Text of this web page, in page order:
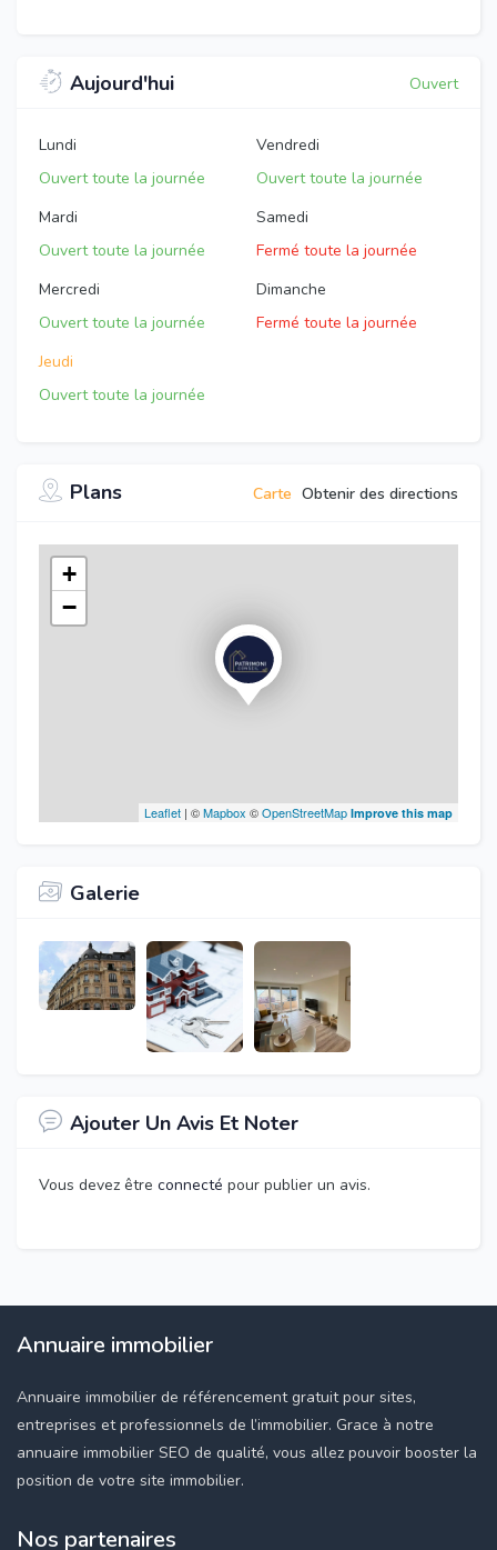
Aujourd'hui Ouvert
Lundi
Ouvert toute la journée
Mardi
Ouvert toute la journée
Mercredi
Ouvert toute la journée
Jeudi
Ouvert toute la journée
Vendredi
Ouvert toute la journée
Samedi
Fermé toute la journée
Dimanche
Fermé toute la journée
Plans Carte Obtenir des directions
+
−
Leaflet | ©Mapbox ©OpenStreetMap Improve this map
Galerie
Ajouter Un Avis Et Noter
Vous devez être connecté pour publier un avis.
Annuaire immobilier
Annuaire immobilier de référencement gratuit pour sites,
entreprises et professionnels de l’immobilier. Grace à notre
annuaire immobilier SEO de qualité, vous allez pouvoir booster la
position de votre site immobilier.
Nos partenaires